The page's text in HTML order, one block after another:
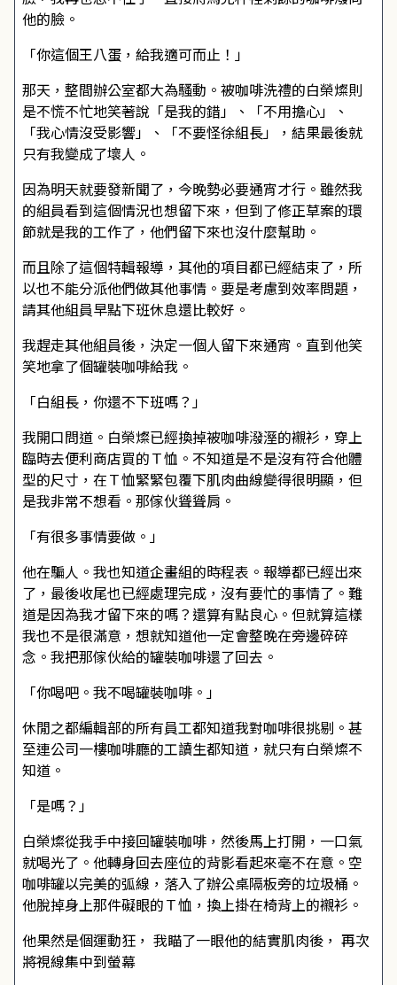
他的臉。
「你這個王八蛋，給我適可而止！」
那天，整間辦公室都大為騷動。被咖啡洗禮的白榮燦則
是不慌不忙地笑著說「是我的錯」、「不用擔心」、
「我心情沒受影響」、「不要怪徐組長」，結果最後就
只有我變成了壞人。
因為明天就要發新聞了，今晚勢必要通宵才行。雖然我
的組員看到這個情況也想留下來，但到了修正草案的環
節就是我的工作了，他們留下來也沒什麼幫助。
而且除了這個特輯報導，其他的項目都已經結束了，所
以也不能分派他們做其他事情。要是考慮到效率問題，
請其他組員早點下班休息還比較好。
我趕走其他組員後，決定一個人留下來通宵。直到他笑
笑地拿了個罐裝咖啡給我。
「白組長，你還不下班嗎？」
我開口問道。白榮燦已經換掉被咖啡潑溼的襯衫，穿上
臨時去便利商店買的Ｔ恤。不知道是不是沒有符合他體
型的尺寸，在Ｔ恤緊緊包覆下肌肉曲線變得很明顯，但
是我非常不想看。那傢伙聳聳肩。
「有很多事情要做。」
他在騙人。我也知道企畫組的時程表。報導都已經出來
了，最後收尾也已經處理完成，沒有要忙的事情了。難
道是因為我才留下來的嗎？還算有點良心。但就算這樣
我也不是很滿意，想就知道他一定會整晚在旁邊碎碎
念。我把那傢伙給的罐裝咖啡還了回去。
「你喝吧。我不喝罐裝咖啡。」
休閒之都編輯部的所有員工都知道我對咖啡很挑剔。甚
至連公司一樓咖啡廳的工讀生都知道，就只有白榮燦不
知道。
「是嗎？」
白榮燦從我手中接回罐裝咖啡，然後馬上打開，一口氣
就喝光了。他轉身回去座位的背影看起來毫不在意。空
咖啡罐以完美的弧線，落入了辦公桌隔板旁的垃圾桶。
他脫掉身上那件礙眼的Ｔ恤，換上掛在椅背上的襯衫。
他果然是個運動狂， 我瞄了一眼他的結實肌肉後， 再次
將視線集中到螢幕